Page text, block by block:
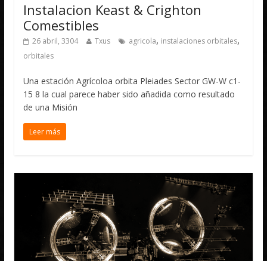
Instalacion Keast & Crighton
Comestibles
26 abril, 3304 Txus agricola, instalaciones orbitales,
orbitales
Una estación Agrícoloa orbita Pleiades Sector GW-W c1-
15 8 la cual parece haber sido añadida como resultado
de una Misión
Leer más